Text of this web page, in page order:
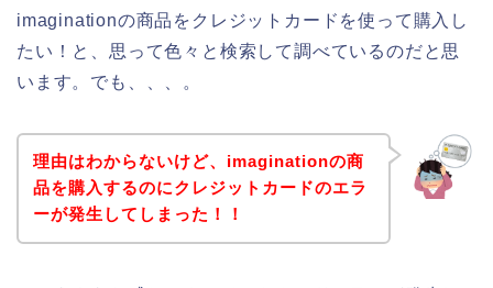
imaginationの商品をクレジットカードを使って購入し
たい！と、思って色々と検索して調べているのだと思
います。でも、、、。
理由はわからないけど、imaginationの商
品を購入するのにクレジットカードのエラ
ーが発生してしまった！！